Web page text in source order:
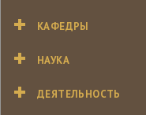
КАФЕДРЫ
НАУКА
ДЕЯТЕЛЬНОСТЬ